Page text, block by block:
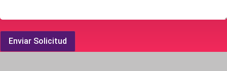
Enviar Solicitud